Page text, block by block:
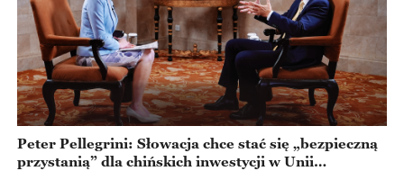
Peter Pellegrini: Słowacja chce stać się „bezpieczną
przystanią” dla chińskich inwestycji w Unii